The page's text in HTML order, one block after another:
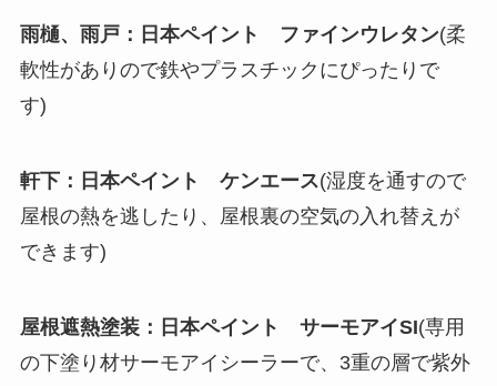
雨樋、雨戸：日本ペイント ファインウレタン(柔
軟性がありので鉄やプラスチックにぴったりで
す)
軒下：日本ペイント ケンエース(湿度を通すので
屋根の熱を逃したり、屋根裏の空気の入れ替えが
できます)
屋根遮熱塗装：日本ペイント サーモアイSI(専用
の下塗り材サーモアイシーラーで、3重の層で紫外